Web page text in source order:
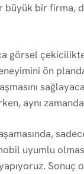
bir firma,
görsel
ön
aynı
uyumlu
Sonuç